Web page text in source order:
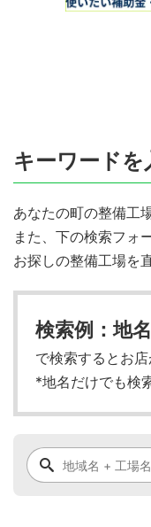
キーワード
あなたの町の整備工
また、下の検索フォ
お探しの整備工場を
検索例：地
で検索するとお店
*地名だけでも検